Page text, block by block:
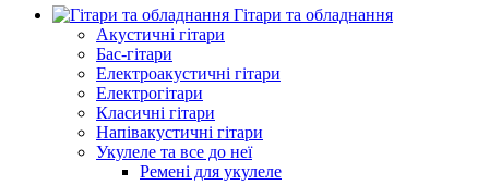
Гітари та обладнання
Акустичні гітари
Бас-гітари
Електроакустичні гітари
Електрогітари
Класичні гітари
Напівакустичні гітари
Укулеле та все до неї
Ремені для укулеле